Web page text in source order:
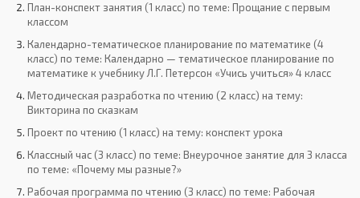
План-конспект занятия (1 класс) по теме: Прощание с первым
классом
Календарно-тематическое планирование по математике (4
класс) по теме: Календарно — тематическое планирование по
математике к учебнику Л.Г. Петерсон «Учись учиться» 4 класс
Методическая разработка по чтению (2 класс) на тему:
Викторина по сказкам
Проект по чтению (1 класс) на тему: конспект урока
Классный час (3 класс) по теме: Внеурочное занятие для 3 класса
по теме: «Почему мы разные?»
Рабочая программа по чтению (3 класс) по теме: Рабочая